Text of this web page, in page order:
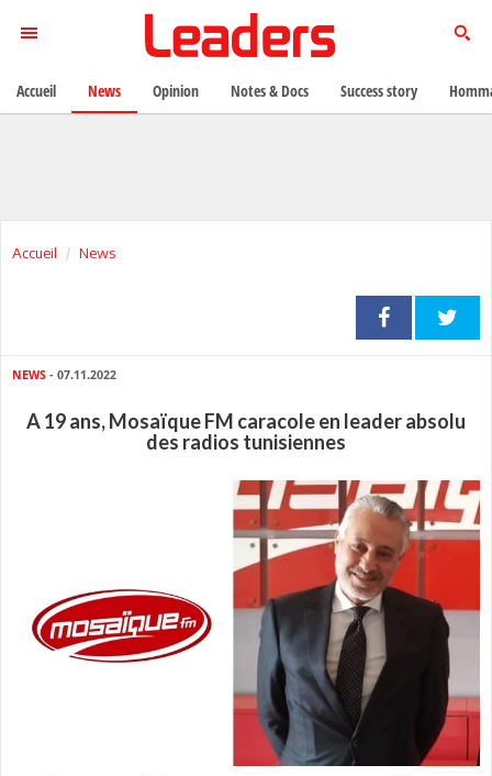
Accueil News
NEWS - 07.11.2022
A 19 ans, Mosaïque FM caracole en leader absolu
des radios tunisiennes
Accueil News Opinion Notes & Docs Success story